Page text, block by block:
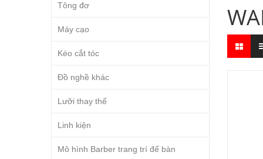
Tông đơ
Máy cạo
Kéo cắt tóc
Đồ nghề khác
Lưỡi thay thế
Linh kiện
Mô hình Barber trang trí để bàn